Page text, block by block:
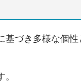
づき多様な個